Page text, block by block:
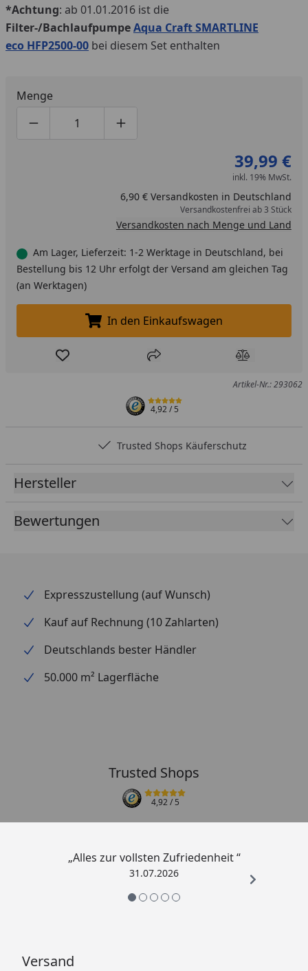
*Achtung: ab 01.01.2016 ist die
Filter-/BachlaufpumpeAqua Craft SMARTLINE
eco HFP2500-00 bei diesem Set enthalten
Menge
Produktmenge um eins verringern
Produktmenge manuell eingeben
Produktmenge um eins erhöhen
39,99 €
inkl. 19% MwSt.
6,90 € Versandkosten in Deutschland
Versandkostenfrei ab 3 Stück
Versandkosten nach Menge und Land
Am Lager, Lieferzeit: 1-2 Werktage in Deutschland, bei
Bestellung bis 12 Uhr erfolgt der Versand am gleichen Tag
(an Werktagen)
In den Einkaufswagen legen
In den Einkaufswagen
Produkt zur Wunschliste hinzufügen
Teilen Produkt
Artikel-Nr.: 293062
4,92/ 5
Trusted Shops Käuferschutz
Hersteller
Bewertungen
Expresszustellung (auf Wunsch)
Kauf auf Rechnung (10 Zahlarten)
Deutschlands bester Händler
50.000 m² Lagerfläche
Trusted Shops
4,92/ 5
„Alles zur vollsten Zufriedenheit “
31.07.2026
Versand